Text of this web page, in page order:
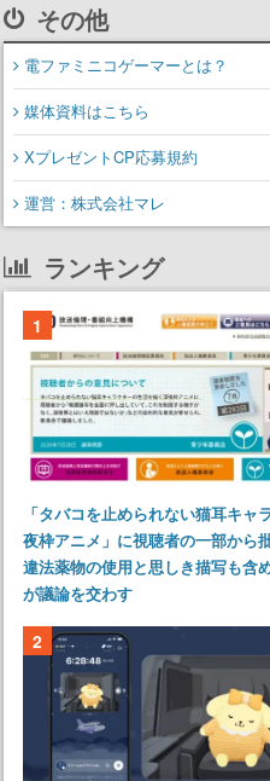
その他
電ファミニコゲーマーとは？
媒体資料はこちら
XプレゼントCP応募規約
運営：株式会社マレ
ランキング
1
「タバコを止められない猫耳キャ
夜枠アニメ」に視聴者の一部から
違法薬物の使用と思しき描写も含
が議論を交わす
2